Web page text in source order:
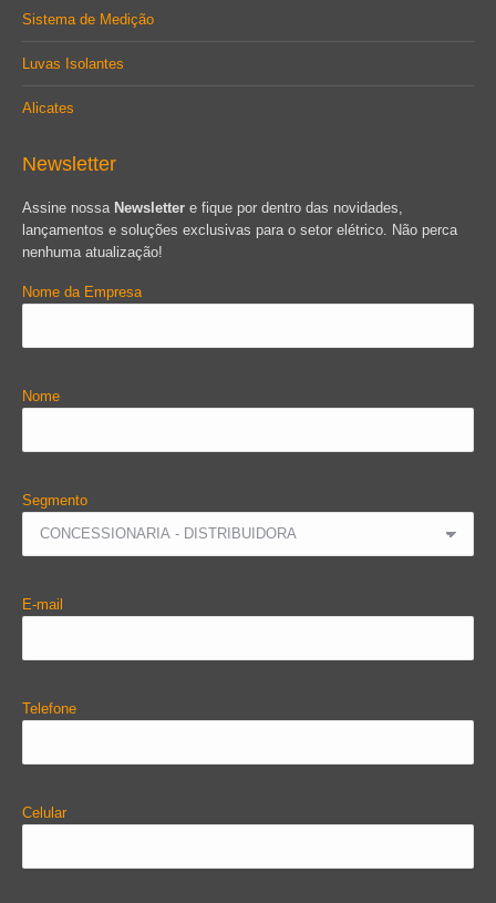
Sistema de Medição
Luvas Isolantes
Alicates
Newsletter
Assine nossa Newsletter e fique por dentro das novidades,
lançamentos e soluções exclusivas para o setor elétrico. Não perca
nenhuma atualização!
Nome da Empresa
Nome
Segmento
E-mail
Telefone
Celular